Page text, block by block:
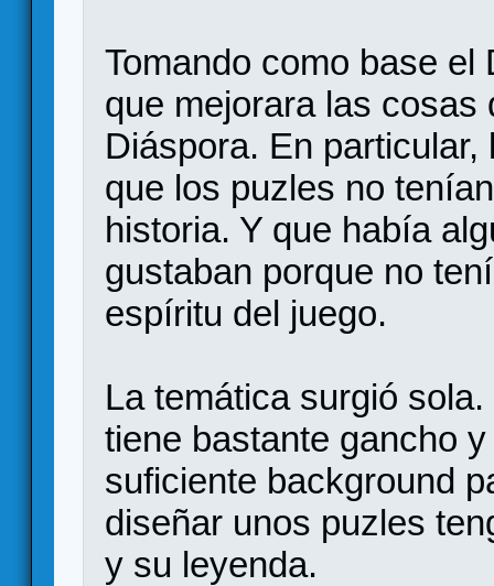
Tomando como base
que mejorara las cosas
Diáspora. En
que los puzles no
historia. Y que había
gustaban porque no
espíritu del juego.
La temática surgió
tiene bastante gancho
suficiente background
diseñar unos puzles
y su leyenda.